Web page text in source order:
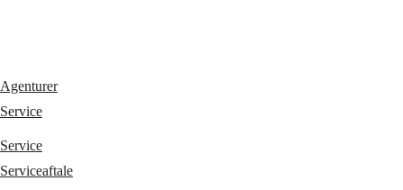
Agenturer
Service
Service
Serviceaftale